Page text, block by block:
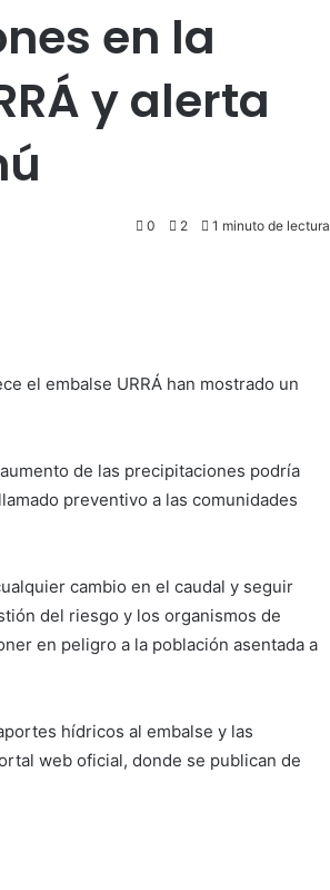
en la
y alerta
0 2 1 minuto de lectura
el embalse URRÁ han mostrado un
de las precipitaciones podría
preventivo a las comunidades
cambio en el caudal y seguir
del riesgo y los organismos de
en peligro a la población asentada a
hídricos al embalse y las
web oficial, donde se publican de